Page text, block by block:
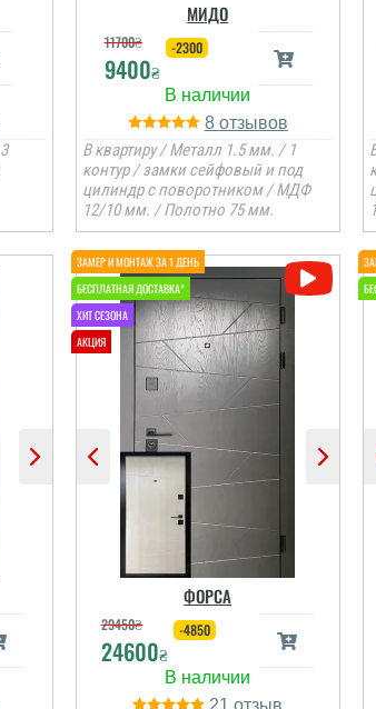
Все загалом добре,
двері сподобались,
встановили, двері
виглядають надійно,
єдине що пришлось
переносити установку на
інший день, а це ще раз
відпрашуватись з
роботи. ...
читати всі відгуки
МИДО
11700₴
9400₴
-2300
8
В квартиру / Металл 1.5 мм. / 1
контур / замки сейфовый и под
цилиндр с поворотником / МДФ
12/10 мм. / Полотно 75 мм.
ФОРСА
29450₴
24600₴
-4850
21